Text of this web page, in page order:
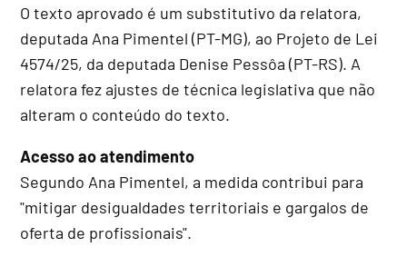
O texto aprovado é um substitutivo da relatora,
deputada Ana Pimentel (PT-MG), ao Projeto de Lei
4574/25, da deputada Denise Pessôa (PT-RS). A
relatora fez ajustes de técnica legislativa que não
alteram o conteúdo do texto.
Acesso ao atendimento
Segundo Ana Pimentel, a medida contribui para
"mitigar desigualdades territoriais e gargalos de
oferta de profissionais".